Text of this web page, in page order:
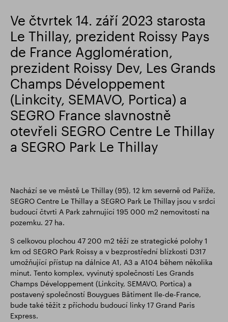
Ve čtvrtek 14. září 2023 starosta
Le Thillay, prezident Roissy Pays
de France Agglomération,
prezident Roissy Dev, Les Grands
Champs Développement
(Linkcity, SEMAVO, Portica) a
SEGRO France slavnostně
otevřeli SEGRO Centre Le Thillay
a SEGRO Park Le Thillay
Nachází se ve městě Le Thillay (95), 12 km severně od Paříže,
SEGRO Centre Le Thillay a SEGRO Park Le Thillay jsou v srdci
budoucí čtvrti A Park zahrnující 195 000 m2 nemovitostí na
pozemku. 27 ha.
S celkovou plochou 47 200 m2 těží ze strategické polohy 1
km od SEGRO Park Roissy a v bezprostřední blízkosti D317
umožňující přístup na dálnice A1, A3 a A104 během několika
minut. Tento komplex, vyvinutý společností Les Grands
Champs Développement (Linkcity, SEMAVO, Portica) a
postavený společností Bouygues Bâtiment Ile-de-France,
bude také těžit z příchodu budoucí linky 17 Grand Paris
Express.